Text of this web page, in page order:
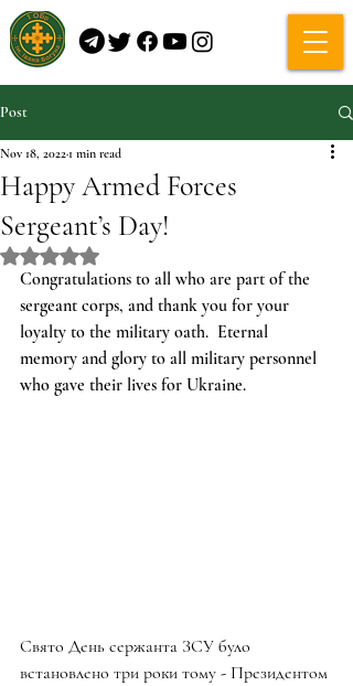
Post
Happy Armed Forces
Sergeant’s Day!
Nov 18, 2022 1 min read
Rated NaN out of 5 stars.
Congratulations to all who are part of the
sergeant corps, and thank you for your
loyalty to the military oath.  Eternal
memory and glory to all military personnel
who gave their lives for Ukraine.
Свято День сержанта ЗСУ було
встановлено три роки тому - Президентом